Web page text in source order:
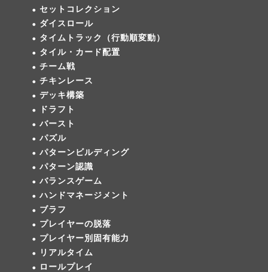
セットコレクション
ダイスロール
タイムトラック（行動順変動）
タイル・カード配置
チーム戦
チキンレース
デッキ構築
ドラフト
バースト
パズル
パターンビルディング
パターン認識
バランスゲーム
ハンドマネージメント
ブラフ
プレイヤーの脱落
プレイヤー別固有能力
リアルタイム
ロールプレイ